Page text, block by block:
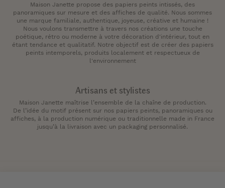
Maison Janette propose des papiers peints intissés, des
panoramiques sur mesure et des affiches de qualité. Nous sommes
une marque familiale, authentique, joyeuse, créative et humaine !
Nous voulons transmettre à travers nos créations une touche
poétique, rétro ou moderne à votre décoration d'intérieur, tout en
étant tendance et qualitatif. Notre objectif est de créer des papiers
peints intemporels, produits localement et respectueux de
l'environnement
Artisans et stylistes
Maison Janette maîtrise l’ensemble de la chaîne de production.
De l’idée du motif présent sur nos papiers peints, panoramiques ou
affiches, à la production numérique ou traditionnelle made in France
jusqu’à la livraison avec un packaging personnalisé.